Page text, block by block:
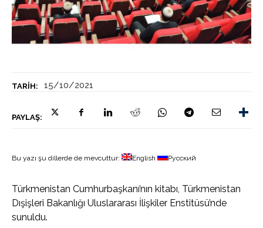
TARIH: 15/10/2021
PAYLAŞ:
Bu yazı şu dillerde de mevcuttur: English Русский
Türkmenistan Cumhurbaşkanı’nın kitabı, Türkmenistan
Dışişleri Bakanlığı Uluslararası İlişkiler Enstitüsü’nde
sunuldu.